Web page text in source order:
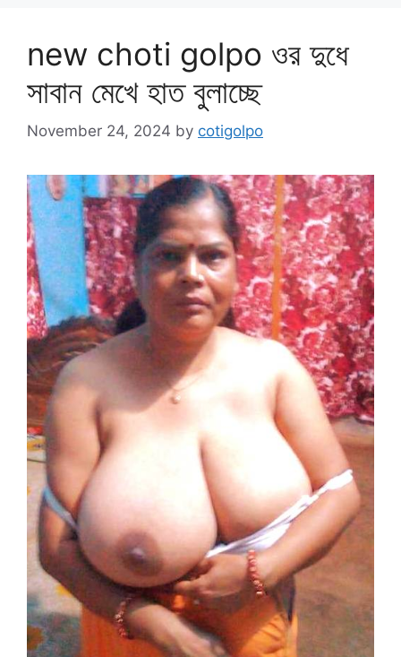
new choti golpo ওর দুধে
সাবান মেখে হাত বুলাচ্ছে
November 24, 2024 by cotigolpo